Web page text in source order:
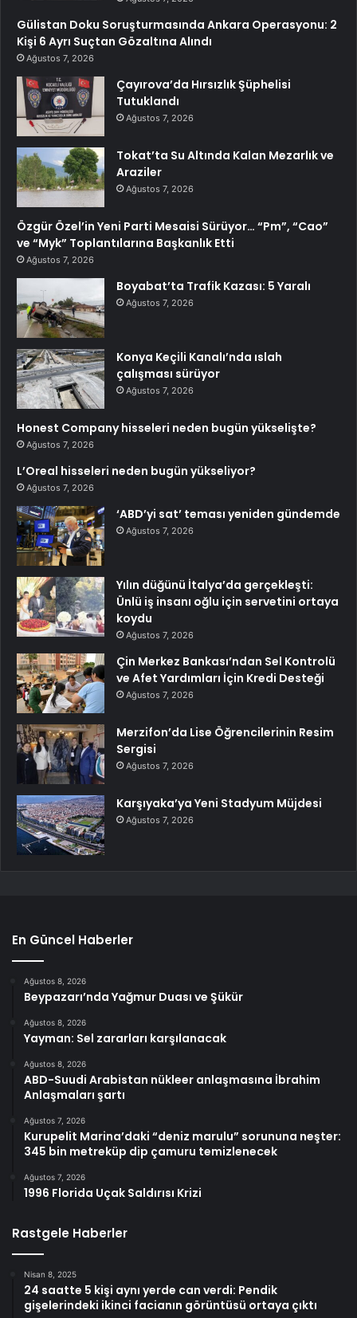
Gülistan Doku Soruşturmasında Ankara Operasyonu: 2
Kişi 6 Ayrı Suçtan Gözaltına Alındı
Ağustos 7, 2026
Çayırova’da Hırsızlık Şüphelisi
Tutuklandı
Ağustos 7, 2026
Tokat’ta Su Altında Kalan Mezarlık ve
Araziler
Ağustos 7, 2026
Özgür Özel’in Yeni Parti Mesaisi Sürüyor… “Pm”, “Cao”
ve “Myk” Toplantılarına Başkanlık Etti
Ağustos 7, 2026
Boyabat’ta Trafik Kazası: 5 Yaralı
Ağustos 7, 2026
Konya Keçili Kanalı’nda ıslah
çalışması sürüyor
Ağustos 7, 2026
Honest Company hisseleri neden bugün yükselişte?
Ağustos 7, 2026
L’Oreal hisseleri neden bugün yükseliyor?
Ağustos 7, 2026
‘ABD’yi sat’ teması yeniden gündemde
Ağustos 7, 2026
Yılın düğünü İtalya’da gerçekleşti:
Ünlü iş insanı oğlu için servetini ortaya
koydu
Ağustos 7, 2026
Çin Merkez Bankası’ndan Sel Kontrolü
ve Afet Yardımları İçin Kredi Desteği
Ağustos 7, 2026
Merzifon’da Lise Öğrencilerinin Resim
Sergisi
Ağustos 7, 2026
Karşıyaka’ya Yeni Stadyum Müjdesi
Ağustos 7, 2026
En Güncel Haberler
Ağustos 8, 2026
Beypazarı’nda Yağmur Duası ve Şükür
Ağustos 8, 2026
Yayman: Sel zararları karşılanacak
Ağustos 8, 2026
ABD-Suudi Arabistan nükleer anlaşmasına İbrahim
Anlaşmaları şartı
Ağustos 7, 2026
Kurupelit Marina’daki “deniz marulu” sorununa neşter:
345 bin metreküp dip çamuru temizlenecek
Ağustos 7, 2026
1996 Florida Uçak Saldırısı Krizi
Rastgele Haberler
Nisan 8, 2025
24 saatte 5 kişi aynı yerde can verdi: Pendik
gişelerindeki ikinci facianın görüntüsü ortaya çıktı